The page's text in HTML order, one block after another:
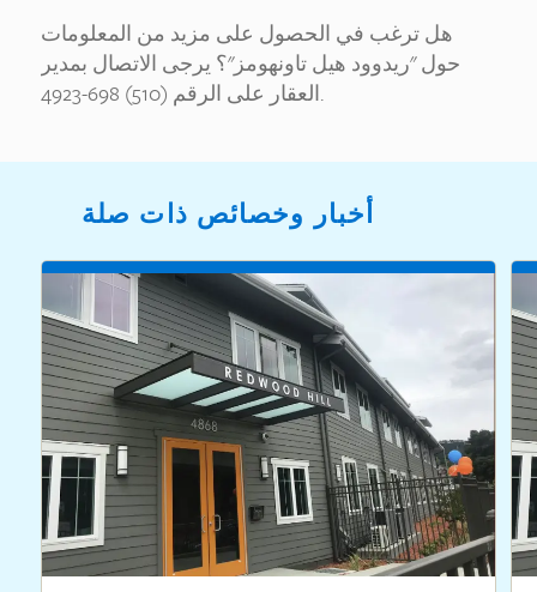
هل ترغب في الحصول على مزيد من المعلومات
حول "ريدوود هيل تاونهومز"؟ يرجى الاتصال بمدير
العقار على الرقم (510) 698-4923.
أخبار وخصائص ذات صلة